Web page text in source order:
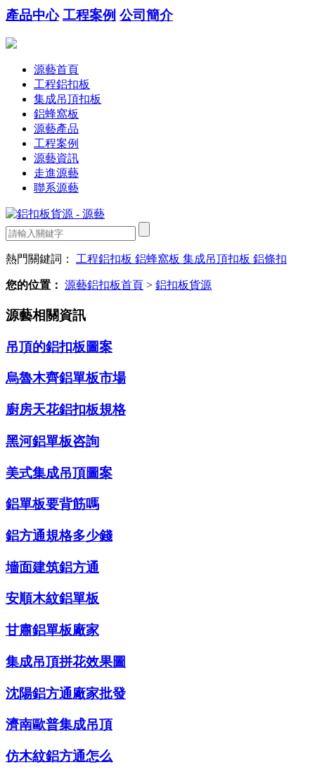
產品中心 工程案例 公司簡介
源藝首頁
工程鋁扣板
集成吊頂扣板
鋁蜂窩板
源藝產品
工程案例
源藝資訊
走進源藝
聯系源藝
熱門關鍵詞： 工程鋁扣板 鋁蜂窩板 集成吊頂扣板 鋁條扣
您的位置： 源藝鋁扣板首頁 > 鋁扣板貨源
源藝相關資訊
吊頂的鋁扣板圖案
烏魯木齊鋁單板市場
廚房天花鋁扣板規格
黑河鋁單板咨詢
美式集成吊頂圖案
鋁單板要背筋嗎
鋁方通規格多少錢
墻面建筑鋁方通
安順木紋鋁單板
甘肅鋁單板廠家
集成吊頂拼花效果圖
沈陽鋁方通廠家批發
濟南歐普集成吊頂
仿木紋鋁方通怎么